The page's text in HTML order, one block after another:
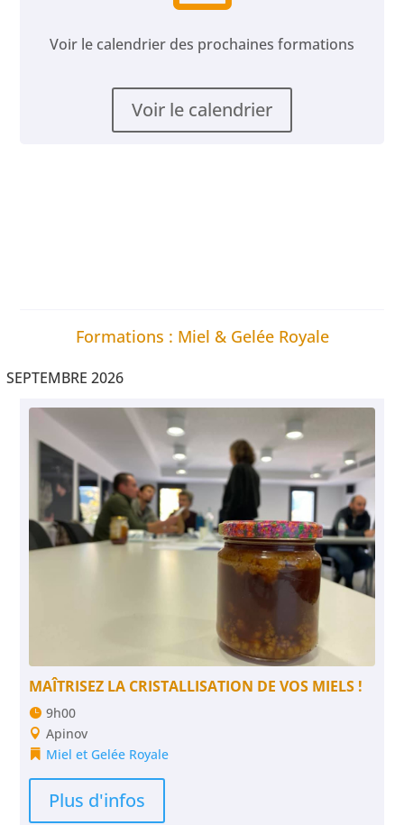
Voir le calendrier des prochaines formations
Voir le calendrier
Formations : Miel & Gelée Royale
SEPTEMBRE 2026
MAÎTRISEZ LA CRISTALLISATION DE VOS MIELS !
9h00
Apinov
Miel et Gelée Royale
Plus d'infos